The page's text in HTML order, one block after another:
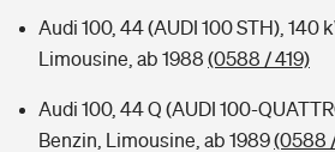
Audi 100, 44 (AUDI 100 STH), 140
Limousine, ab 1988 (0588 / 419)
Audi 100, 44 Q (AUDI 100-
Benzin, Limousine, ab 1989(0588